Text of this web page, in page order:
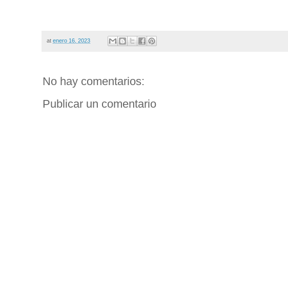
at enero 16, 2023
No hay comentarios:
Publicar un comentario